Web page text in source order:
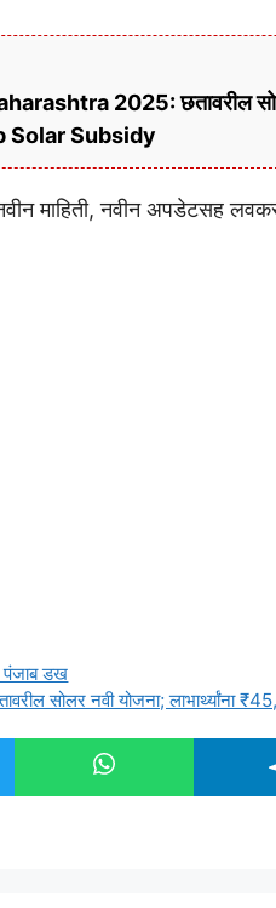
2025: छतावरील सोलर
Solar Subsidy
माहिती, नवीन अपडेटसह
पंजाब डख
सोलर नवी योजना; लाभार्थ्यांना